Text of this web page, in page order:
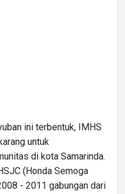
ini terbentuk, IMHS
untuk
di kota Samarinda.
(Honda Semoga
- 2011 gabungan dari